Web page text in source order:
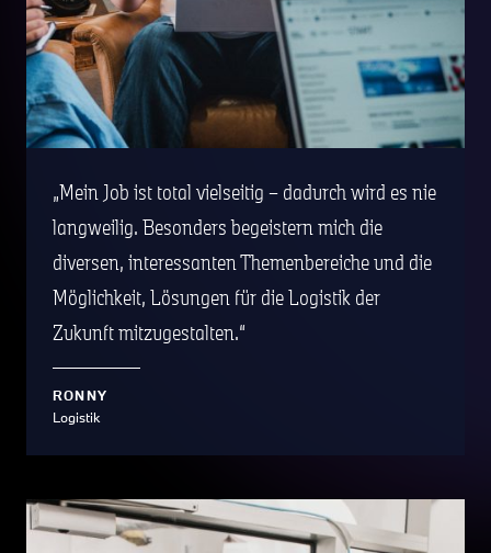
Mein Job ist total vielseitig – dadurch wird es nie
langweilig. Besonders begeistern mich die
diversen, interessanten Themenbereiche und die
Möglichkeit, Lösungen für die Logistik der
Zukunft mitzugestalten.
RONNY
Logistik